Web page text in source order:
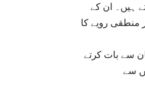
ہیں۔ ان کے
منطقی رویے کا
سے بات کرتے
جن میں سے